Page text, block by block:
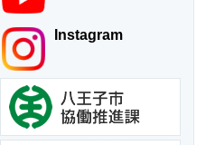
Instagram